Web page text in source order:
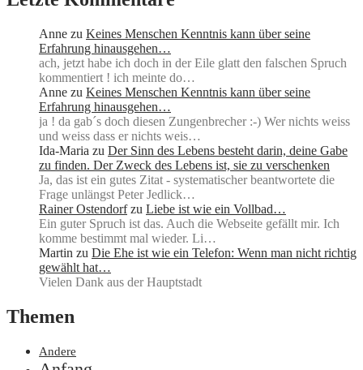
Anne zu Keines Menschen Kenntnis kann über seine
Erfahrung hinausgehen…
ach, jetzt habe ich doch in der Eile glatt den falschen Spruch
kommentiert ! ich meinte do…
Anne zu Keines Menschen Kenntnis kann über seine
Erfahrung hinausgehen…
ja ! da gab´s doch diesen Zungenbrecher :-) Wer nichts weiss
und weiss dass er nichts weis…
Ida-Maria zu Der Sinn des Lebens besteht darin, deine Gabe
zu finden. Der Zweck des Lebens ist, sie zu verschenken
Ja, das ist ein gutes Zitat - systematischer beantwortete die
Frage unlängst Peter Jedlick…
Rainer Ostendorf zu Liebe ist wie ein Vollbad…
Ein guter Spruch ist das. Auch die Webseite gefällt mir. Ich
komme bestimmt mal wieder. Li…
Martin zu Die Ehe ist wie ein Telefon: Wenn man nicht richtig
gewählt hat…
Vielen Dank aus der Hauptstadt
Themen
Andere